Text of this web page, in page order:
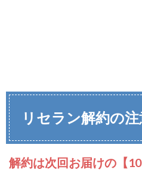
リセラン解約の注
解約は次回お届けの【